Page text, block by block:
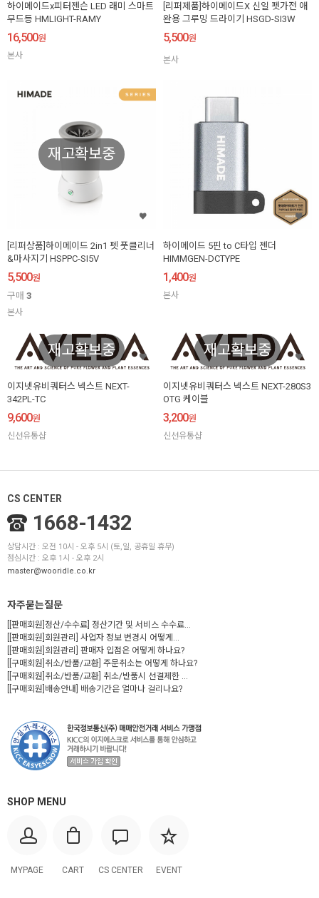
하이메이드x피터젠슨 LED 래미 스마트
무드등 HMLIGHT-RAMY
16,500원
본사
[리퍼제품]하이메이드X 신일 펫가전 애
완용 그루밍 드라이기 HSGD-SI3W
5,500원
본사
재고확보중
[리퍼상품]하이메이드 2in1 펫 풋클리너
&마사지기 HSPPC-SI5V
5,500원
구매 3
본사
하이메이드 5핀 to C타입 젠더
HIMMGEN-DCTYPE
1,400원
본사
재고확보중
이지넷유비쿼터스 넥스트 NEXT-
342PL-TC
9,600원
신선유통샵
재고확보중
이지넷유비쿼터스 넥스트 NEXT-280S3
OTG 케이블
3,200원
신선유통샵
CS CENTER
1668-1432
상담시간 : 오전 10시 - 오후 5시 (토,일, 공휴일 휴무)
점심시간 : 오후 1시 - 오후 2시
master@wooridle.co.kr
자주묻는질문
[[판매회원]정산/수수료] 정산기간 및 서비스 수수료...
[[판매회원]회원관리] 사업자 정보 변경시 어떻게...
[[판매회원]회원관리] 판매자 입점은 어떻게 하나요?
[[구매회원]취소/반품/교환] 주문취소는 어떻게 하나요?
[[구매회원]취소/반품/교환] 취소/반품시 선결제한 ...
[[구매회원]배송안내] 배송기간은 얼마나 걸리나요?
SHOP MENU
MYPAGE CART CS CENTER EVENT